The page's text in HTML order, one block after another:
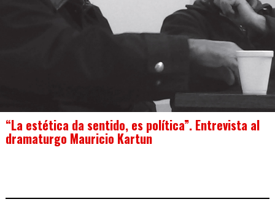
“La estética da sentido, es política”. Entrevista al
dramaturgo Mauricio Kartun